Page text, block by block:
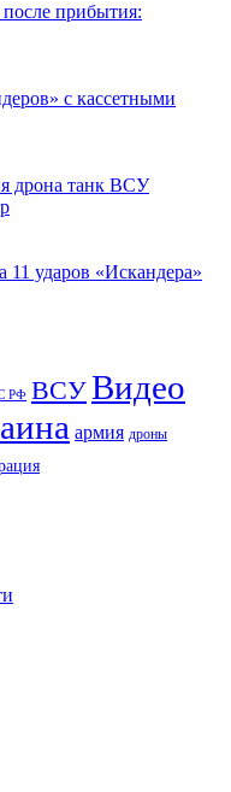
прибытия:
с кассетными
дрона танк ВСУ
11 ударов «Искандера»
РФ ВСУВидео
армия дроны